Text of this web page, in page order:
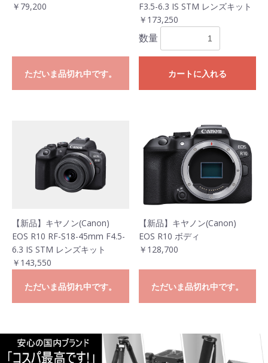
￥79,200
ただいま品切れ中です。
F3.5-6.3 IS STM レンズキット
￥173,250
数量
カートに入れる
【新品】キヤノン(Canon)
EOS R10 RF-S18-45mm F4.5-
6.3 IS STM レンズキット
￥143,550
ただいま品切れ中です。
【新品】キヤノン(Canon)
EOS R10 ボディ
￥128,700
ただいま品切れ中です。
カートへ進む